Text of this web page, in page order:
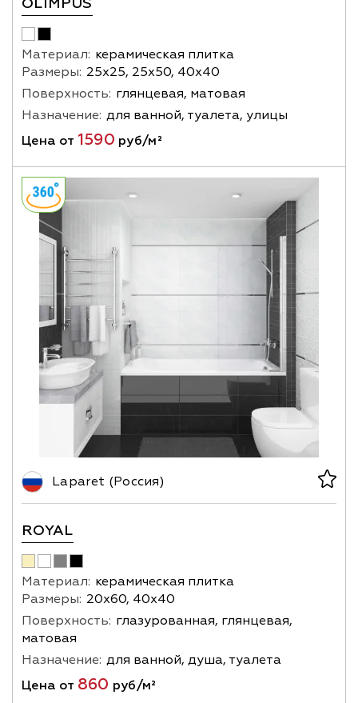
Материал: керамическая плитка
Размеры: 25х25, 25х50, 40х40
Поверхность: глянцевая, матовая
Назначение: для ванной, туалета, улицы
Цена от 1590 руб/м²
Laparet (Россия)
ROYAL
Материал: керамическая плитка
Размеры: 20х60, 40х40
Поверхность: глазурованная, глянцевая,
матовая
Назначение: для ванной, душа, туалета
Цена от 860 руб/м²